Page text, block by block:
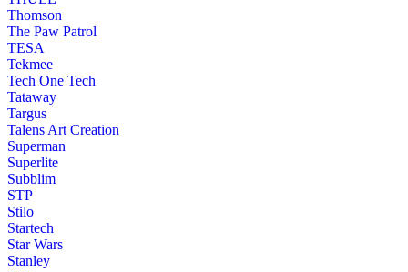
Thomson
The Paw Patrol
TESA
Tekmee
Tech One Tech
Tataway
Targus
Talens Art Creation
Superman
Superlite
Subblim
STP
Stilo
Startech
Star Wars
Stanley